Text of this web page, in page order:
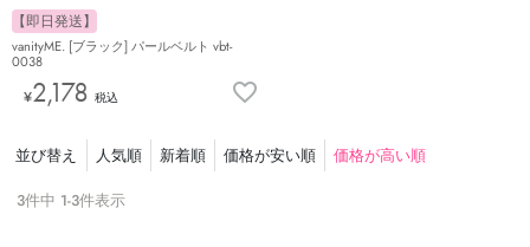
【即日発送】
vanityME. [ブラック] パールベルト vbt-
0038
¥2,178 税込
並び替え 人気順 新着順 価格が安い順
価格が高い順
3件中 1-3件表示